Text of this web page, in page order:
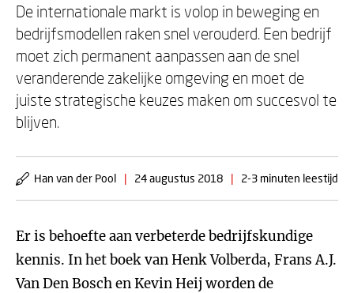
De internationale markt is volop in beweging en
bedrijfsmodellen raken snel verouderd. Een bedrijf
moet zich permanent aanpassen aan de snel
veranderende zakelijke omgeving en moet de
juiste strategische keuzes maken om succesvol te
blijven.
Han van der Pool | 24 augustus 2018 | 2-3 minuten leestijd
Er is behoefte aan verbeterde bedrijfskundige
kennis. In het boek van Henk Volberda, Frans A.J.
Van Den Bosch en Kevin Heij worden de